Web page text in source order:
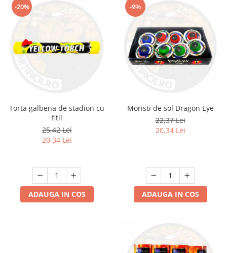
-20%
Torta galbena de stadion cu
fitil
25,42 Lei
20,34 Lei
ADAUGA IN COS
-9%
Moristi de sol Dragon Eye
22,37 Lei
20,34 Lei
ADAUGA IN COS